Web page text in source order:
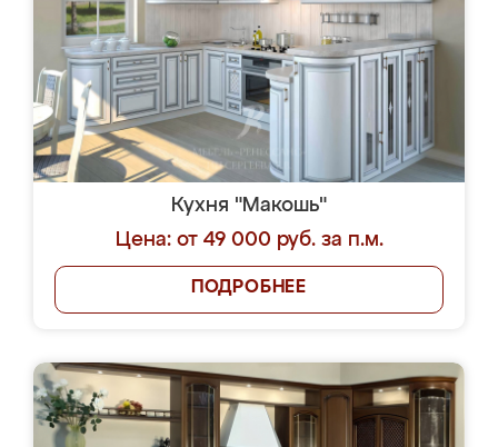
Кухня "Макошь"
Цена: от 49 000 руб. за п.м.
ПОДРОБНЕЕ